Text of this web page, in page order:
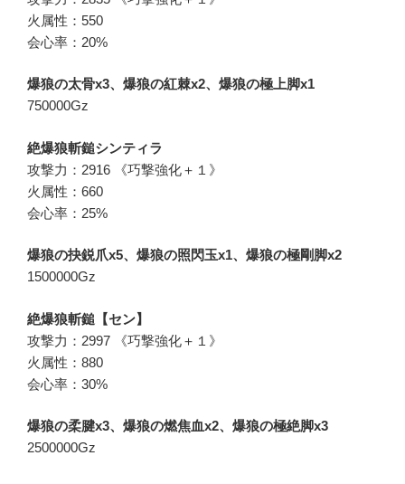
火属性：550
会心率：20%
爆狼の太骨x3、爆狼の紅棘x2、爆狼の極上脚x1
750000Gz
絶爆狼斬鎚シンティラ
攻撃力：2916 《巧撃強化＋１》
火属性：660
会心率：25%
爆狼の抉鋭爪x5、爆狼の照閃玉x1、爆狼の極剛脚x2
1500000Gz
絶爆狼斬鎚【セン】
攻撃力：2997 《巧撃強化＋１》
火属性：880
会心率：30%
爆狼の柔腱x3、爆狼の燃焦血x2、爆狼の極絶脚x3
2500000Gz